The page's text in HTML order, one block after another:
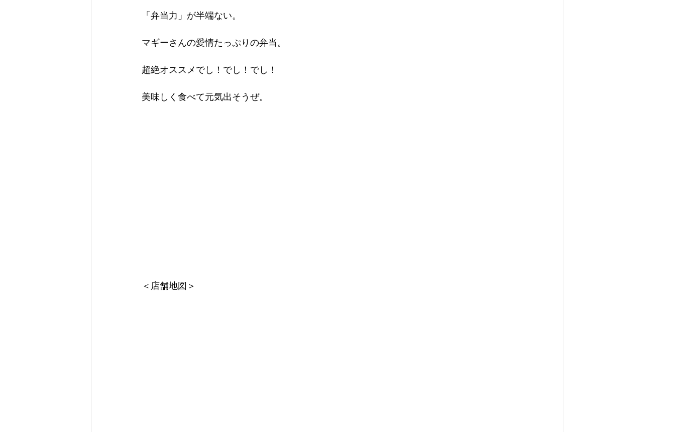
「弁当力」が半端ない。
マギーさんの愛情たっぷりの弁当。
超絶オススメでし！でし！でし！
美味しく食べて元気出そうぜ。
＜店舗地図＞